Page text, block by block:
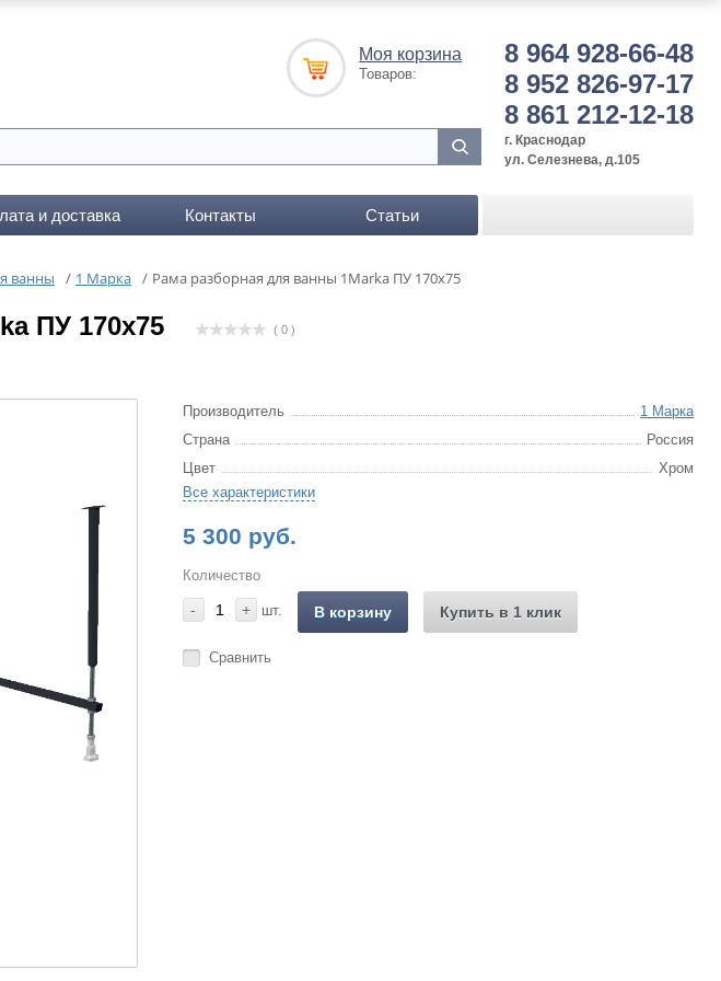
8 964 928-66-48
8 952 826-97-17
8 861 212-12-18
г. Краснодар
ул. Селезнева, д.105
Моя корзина
Товаров:
и доставка Контакты Статьи
ванны / 1 Марка / Рама разборная для ванны 1Marka ПУ 170x75
ПУ 170x75 ( 0 )
Производитель
1 Марка
Страна
Россия
Цвет
Хром
Все характеристики
5 300 руб.
Количество
- + шт. В корзину Купить в 1 клик
Сравнить